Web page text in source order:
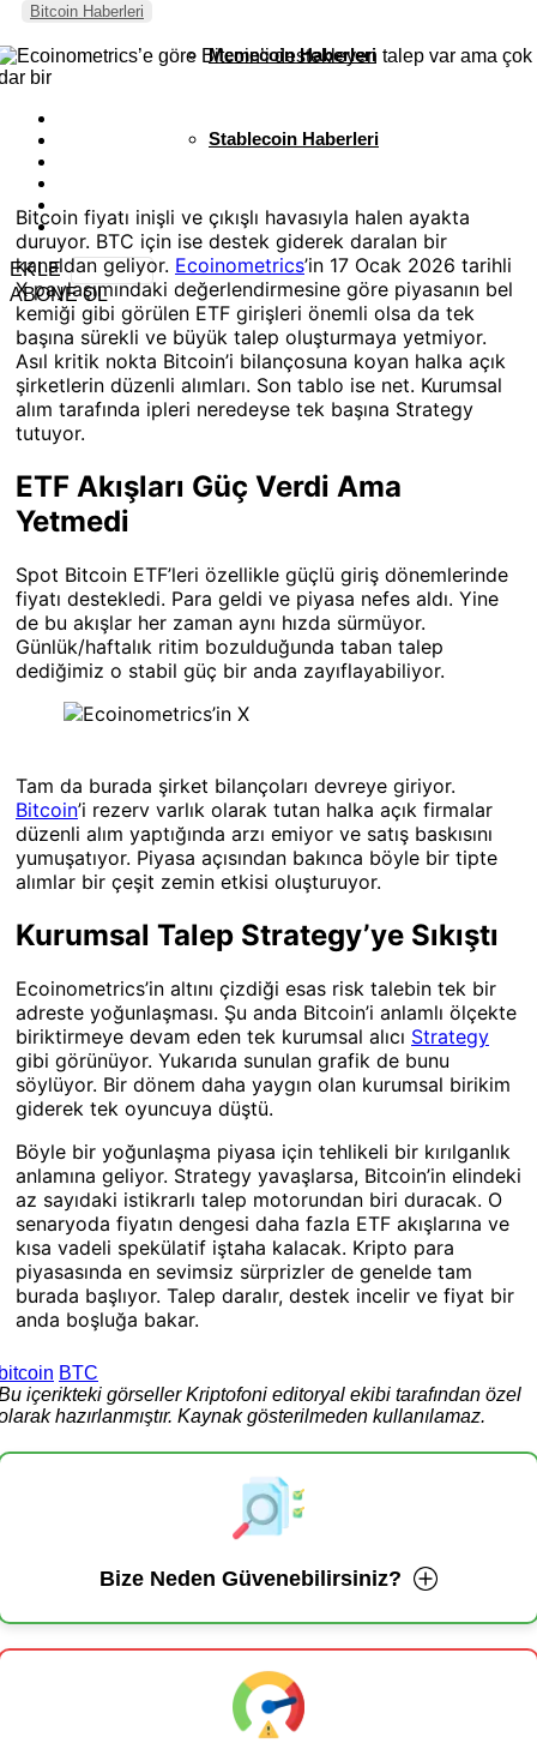
Memecoin Haberleri
Stablecoin Haberleri
Bitcoin Haberleri
EKLE
ABONE OL
Bitcoin fiyatı inişli ve çıkışlı havasıyla halen ayakta
duruyor. BTC için ise destek giderek daralan bir
kanaldan geliyor. Ecoinometrics’in 17 Ocak 2026 tarihli
X paylaşımındaki değerlendirmesine göre piyasanın bel
kemiği gibi görülen ETF girişleri önemli olsa da tek
başına sürekli ve büyük talep oluşturmaya yetmiyor.
Asıl kritik nokta Bitcoin’i bilançosuna koyan halka açık
şirketlerin düzenli alımları. Son tablo ise net. Kurumsal
alım tarafında ipleri neredeyse tek başına Strategy
tutuyor.
ETF Akışları Güç Verdi Ama
Yetmedi
Spot Bitcoin ETF’leri özellikle güçlü giriş dönemlerinde
fiyatı destekledi. Para geldi ve piyasa nefes aldı. Yine
de bu akışlar her zaman aynı hızda sürmüyor.
Günlük/haftalık ritim bozulduğunda taban talep
dediğimiz o stabil güç bir anda zayıflayabiliyor.
Tam da burada şirket bilançoları devreye giriyor.
Bitcoin’i rezerv varlık olarak tutan halka açık firmalar
düzenli alım yaptığında arzı emiyor ve satış baskısını
yumuşatıyor. Piyasa açısından bakınca böyle bir tipte
alımlar bir çeşit zemin etkisi oluşturuyor.
Kurumsal Talep Strategy’ye Sıkıştı
Ecoinometrics’in altını çizdiği esas risk talebin tek bir
adreste yoğunlaşması. Şu anda Bitcoin’i anlamlı ölçekte
biriktirmeye devam eden tek kurumsal alıcı Strategy
gibi görünüyor. Yukarıda sunulan grafik de bunu
söylüyor. Bir dönem daha yaygın olan kurumsal birikim
giderek tek oyuncuya düştü.
Böyle bir yoğunlaşma piyasa için tehlikeli bir kırılganlık
anlamına geliyor. Strategy yavaşlarsa, Bitcoin’in elindeki
az sayıdaki istikrarlı talep motorundan biri duracak. O
senaryoda fiyatın dengesi daha fazla ETF akışlarına ve
kısa vadeli spekülatif iştaha kalacak. Kripto para
piyasasında en sevimsiz sürprizler de genelde tam
burada başlıyor. Talep daralır, destek incelir ve fiyat bir
anda boşluğa bakar.
BTC
içerikteki görseller Kriptofoni editoryal ekibi tarafından özel
hazırlanmıştır. Kaynak gösterilmeden kullanılamaz.
Bize Neden Güvenebilirsiniz?